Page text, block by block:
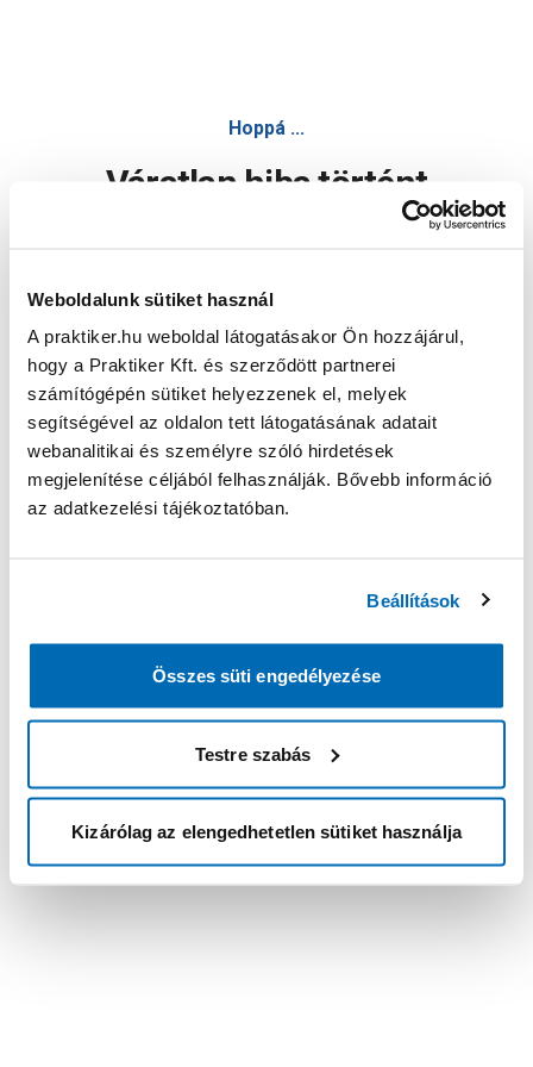
Weboldalunk sütiket használ
A praktiker.hu weboldal látogatásakor Ön hozzájárul,
hogy a Praktiker Kft. és szerződött partnerei
számítógépén sütiket helyezzenek el, melyek
segítségével az oldalon tett látogatásának adatait
webanalitikai és személyre szóló hirdetések
megjelenítése céljából felhasználják. Bővebb információ
az adatkezelési tájékoztatóban.
Beállítások
Összes süti engedélyezése
Testre szabás
Kizárólag az elengedhetetlen sütiket használja
Hoppá ...
Váratlan hiba történt
Oldal újratöltése